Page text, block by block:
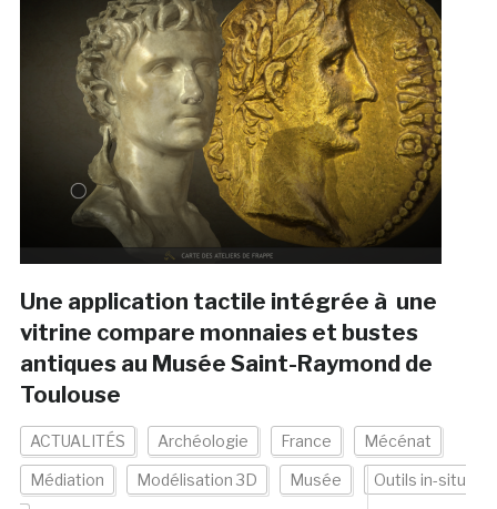
Une application tactile intégrée à une
vitrine compare monnaies et bustes
antiques au Musée Saint-Raymond de
Toulouse
ACTUALITÉS Archéologie France Mécénat
Médiation Modélisation 3D Musée Outils in-situ